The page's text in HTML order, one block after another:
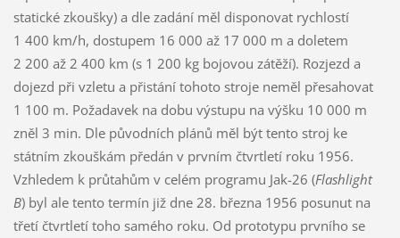
statické zkoušky) a dle zadání měl disponovat rychlostí
1 400 km/h, dostupem 16 000 až 17 000 m a doletem
2 200 až 2 400 km (s 1 200 kg bojovou zátěží). Rozjezd a
dojezd při vzletu a přistání tohoto stroje neměl přesahovat
1 100 m. Požadavek na dobu výstupu na výšku 10 000 m
zněl 3 min. Dle původních plánů měl být tento stroj ke
státním zkouškám předán v prvním čtvrtletí roku 1956.
Vzhledem k průtahům v celém programu Jak-26 (Flashlight
B) byl ale tento termín již dne 28. března 1956 posunut na
třetí čtvrtletí toho samého roku. Od prototypu prvního se